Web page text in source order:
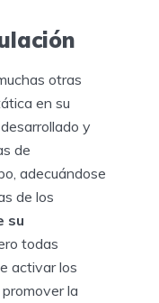
otras
en su
y
de
adecuándose
de los
su
todas
activar los
la